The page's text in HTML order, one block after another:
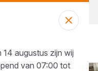
augustus zijn wij
van 07:00 tot